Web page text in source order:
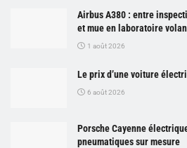
Airbus A380 : entre
et mue en laboratoire
1 août 2026
Le prix d’une voiture
6 août 2026
Porsche Cayenne
pneumatiques sur mesure